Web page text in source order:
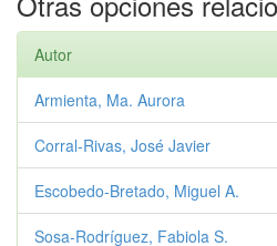
Autor
Armienta, Ma. Aurora
Corral-Rivas, José Javier
Escobedo-Bretado, Miguel A.
Sosa-Rodríguez, Fabiola S.